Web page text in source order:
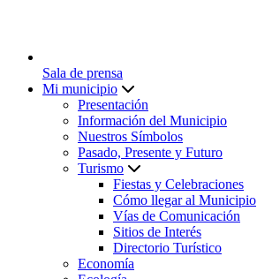
Sala de prensa
Mi municipio
Presentación
Información del Municipio
Nuestros Símbolos
Pasado, Presente y Futuro
Turismo
Fiestas y Celebraciones
Cómo llegar al Municipio
Vías de Comunicación
Sitios de Interés
Directorio Turístico
Economía